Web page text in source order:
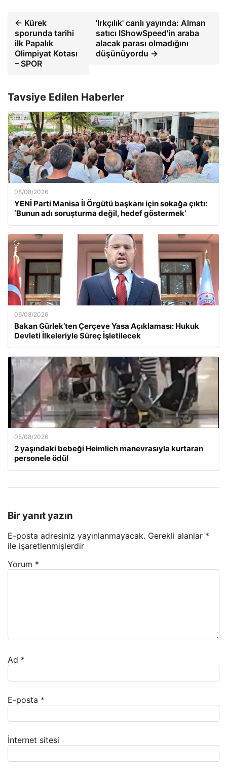
← Kürek
sporunda tarihi
ilk Papalık
Olimpiyat Kotası
– SPOR
'Irkçılık' canlı yayında: Alman
satıcı IShowSpeed'in araba
alacak parası olmadığını
düşünüyordu →
Tavsiye Edilen Haberler
08/08/2026
YENİ Parti Manisa İl Örgütü başkanı için sokağa çıktı:
‘Bunun adı soruşturma değil, hedef göstermek’
06/08/2026
Bakan Gürlek’ten Çerçeve Yasa Açıklaması: Hukuk
Devleti İlkeleriyle Süreç İşletilecek
05/08/2026
2 yaşındaki bebeği Heimlich manevrasıyla kurtaran
personele ödül
Bir yanıt yazın
E-posta adresiniz yayınlanmayacak. Gerekli alanlar *
ile işaretlenmişlerdir
Yorum *
Ad *
E-posta *
İnternet sitesi